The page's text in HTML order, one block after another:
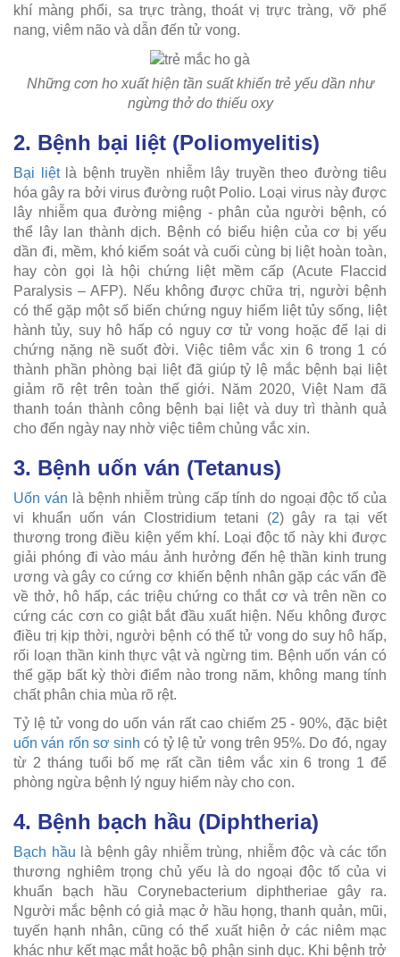
khí màng phổi, sa trực tràng, thoát vị trực tràng, vỡ phế
nang, viêm não và dẫn đến tử vong.
Những cơn ho xuất hiện tần suất khiến trẻ yếu dần như
ngừng thở do thiếu oxy
2. Bệnh bại liệt (Poliomyelitis)
Bại liệtlà bệnh truyền nhiễm lây truyền theo đường tiêu
hóa gây ra bởi virus đường ruột Polio. Loại virus này được
lây nhiễm qua đường miệng - phân của người bệnh, có
thể lây lan thành dịch. Bệnh có biểu hiện của cơ bị yếu
dần đi, mềm, khó kiểm soát và cuối cùng bị liệt hoàn toàn,
hay còn gọi là hội chứng liệt mềm cấp (Acute Flaccid
Paralysis – AFP). Nếu không được chữa trị, người bệnh
có thể gặp một số biến chứng nguy hiểm liệt tủy sống, liệt
hành tủy, suy hô hấp có nguy cơ tử vong hoặc để lại di
chứng nặng nề suốt đời. Việc tiêm vắc xin 6 trong 1 có
thành phần phòng bại liệt đã giúp tỷ lệ mắc bệnh bại liệt
giảm rõ rệt trên toàn thế giới. Năm 2020, Việt Nam đã
thanh toán thành công bệnh bại liệt và duy trì thành quả
cho đến ngày nay nhờ việc tiêm chủng vắc xin.
3. Bệnh uốn ván (Tetanus)
Uốn ván là bệnh nhiễm trùng cấp tính do ngoại độc tố của
vi khuẩn uốn ván Clostridium tetani (2) gây ra tại vết
thương trong điều kiện yếm khí. Loại độc tố này khi được
giải phóng đi vào máu ảnh hưởng đến hệ thần kinh trung
ương và gây co cứng cơ khiến bệnh nhân gặp các vấn đề
về thở, hô hấp, các triệu chứng co thắt cơ và trên nền co
cứng các cơn co giật bắt đầu xuất hiện. Nếu không được
điều trị kịp thời, người bệnh có thể tử vong do suy hô hấp,
rối loạn thần kinh thực vật và ngừng tim. Bệnh uốn ván có
thể gặp bất kỳ thời điểm nào trong năm, không mang tính
chất phân chia mùa rõ rệt.
Tỷ lệ tử vong do uốn ván rất cao chiếm 25 - 90%, đặc biệt
uốn ván rốn sơ sinh có tỷ lệ tử vong trên 95%. Do đó, ngay
từ 2 tháng tuổi bố mẹ rất cần tiêm vắc xin 6 trong 1 để
phòng ngừa bệnh lý nguy hiểm này cho con.
4. Bệnh bạch hầu (Diphtheria)
Bạch hầu là bệnh gây nhiễm trùng, nhiễm độc và các tổn
thương nghiêm trọng chủ yếu là do ngoại độc tố của vi
khuẩn bạch hầu Corynebacterium diphtheriae gây ra.
Người mắc bệnh có giả mạc ở hầu họng, thanh quản, mũi,
tuyến hạnh nhân, cũng có thể xuất hiện ở các niêm mạc
khác như kết mạc mắt hoặc bộ phận sinh dục. Khi bệnh trở